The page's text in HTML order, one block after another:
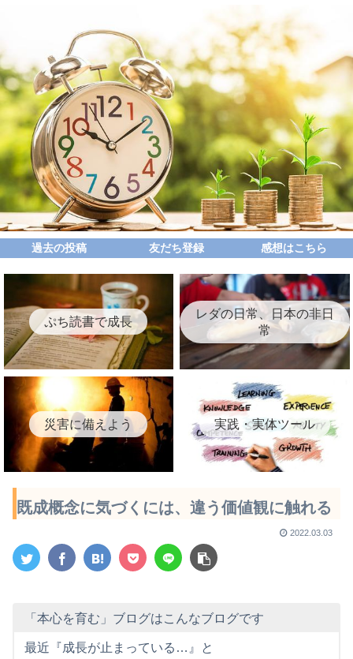
過去の投稿 友だち登録 感想はこちら
ぷち読書で成長
レダの日常、日本の非日
常
災害に備えよう 実践・実体ツール
既成概念に気づくには、違う価値観に触れる
2022.03.03
「本心を育む」ブログはこんなブログです
最近『成長が止まっている…』と